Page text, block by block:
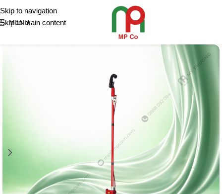
Skip to navigation
Skip to main content
MENU